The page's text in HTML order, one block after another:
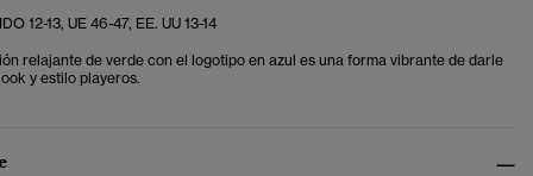
12-13, UE 46-47, EE. UU 13-14
relajante de verde con el logotipo en azul es una forma vibrante de darle
y estilo playeros.